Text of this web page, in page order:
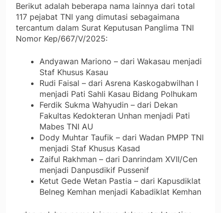
Berikut adalah beberapa nama lainnya dari total
117 pejabat TNI yang dimutasi sebagaimana
tercantum dalam Surat Keputusan Panglima TNI
Nomor Kep/667/V/2025:
Andyawan Mariono – dari Wakasau menjadi
Staf Khusus Kasau
Rudi Faisal – dari Asrena Kaskogabwilhan I
menjadi Pati Sahli Kasau Bidang Polhukam
Ferdik Sukma Wahyudin – dari Dekan
Fakultas Kedokteran Unhan menjadi Pati
Mabes TNI AU
Dody Muhtar Taufik – dari Wadan PMPP TNI
menjadi Staf Khusus Kasad
Zaiful Rakhman – dari Danrindam XVII/Cen
menjadi Danpusdikif Pussenif
Ketut Gede Wetan Pastia – dari Kapusdiklat
Belneg Kemhan menjadi Kabadiklat Kemhan